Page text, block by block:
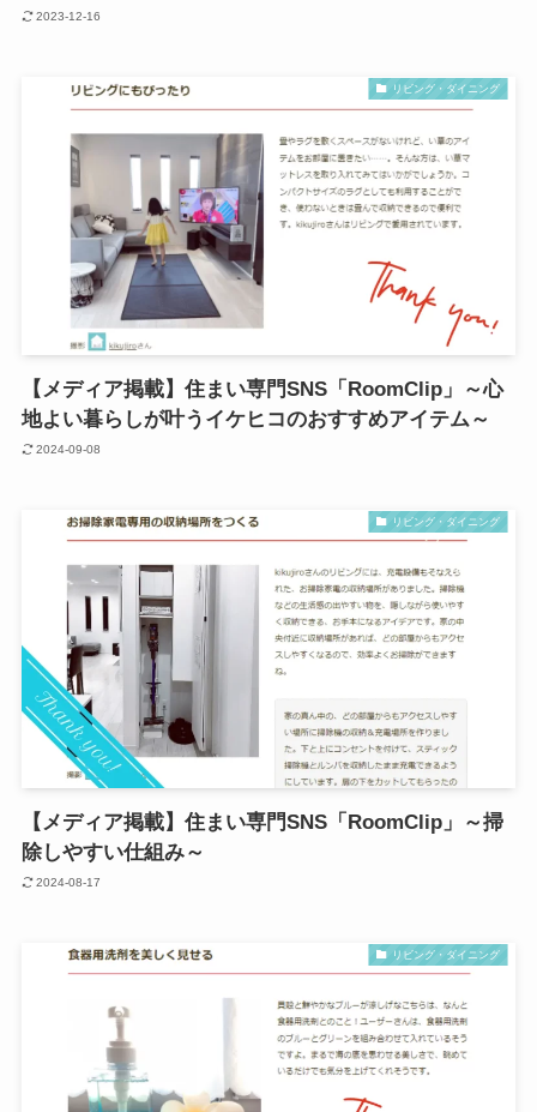
2023-12-16
リビング・ダイニング
【メディア掲載】住まい専門SNS「RoomClip」～心
地よい暮らしが叶うイケヒコのおすすめアイテム～
2024-09-08
リビング・ダイニング
【メディア掲載】住まい専門SNS「RoomClip」～掃
除しやすい仕組み～
2024-08-17
リビング・ダイニング